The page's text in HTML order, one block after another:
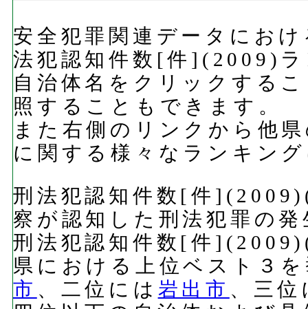
安全犯罪関連データにお
法犯認知件数[件](2009)
自治体名をクリックする
照することもできます。
また右側のリンクから他
に関する様々なランキン
刑法犯認知件数[件
察が認知した刑法犯罪の
刑法犯認知件数[件
県における上位ベスト３
市 、二位には 岩出市 、三位